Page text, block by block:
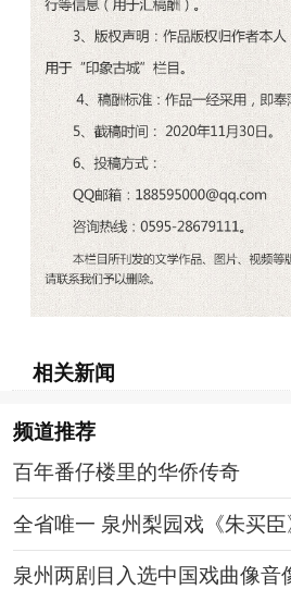
相关新闻
频道推荐
百年番仔楼里的华侨传奇
全省唯一 泉州梨园戏《朱买
泉州两剧目入选中国戏曲像音